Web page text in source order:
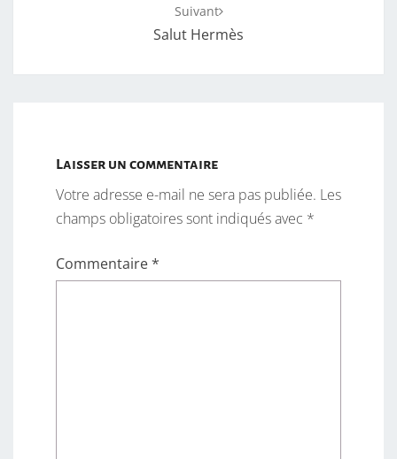
Suivant
Salut Hermès
Laisser un commentaire
Votre adresse e-mail ne sera pas publiée. Les
champs obligatoires sont indiqués avec *
Commentaire*